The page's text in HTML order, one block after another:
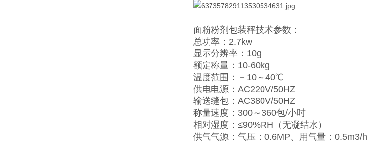
面粉粉剂包装秤技术参数：
总功率：2.7kw
显示分辨率：10g
额定称量：10-60kg
温度范围：－10～40℃
供电电源：AC220V/50HZ
输送缝包：AC380V/50HZ
称量速度：300～360包/小时
相对湿度：≤90%RH（无凝结水）
供气气源：气压：0.6MP、用气量：0.5m3/h